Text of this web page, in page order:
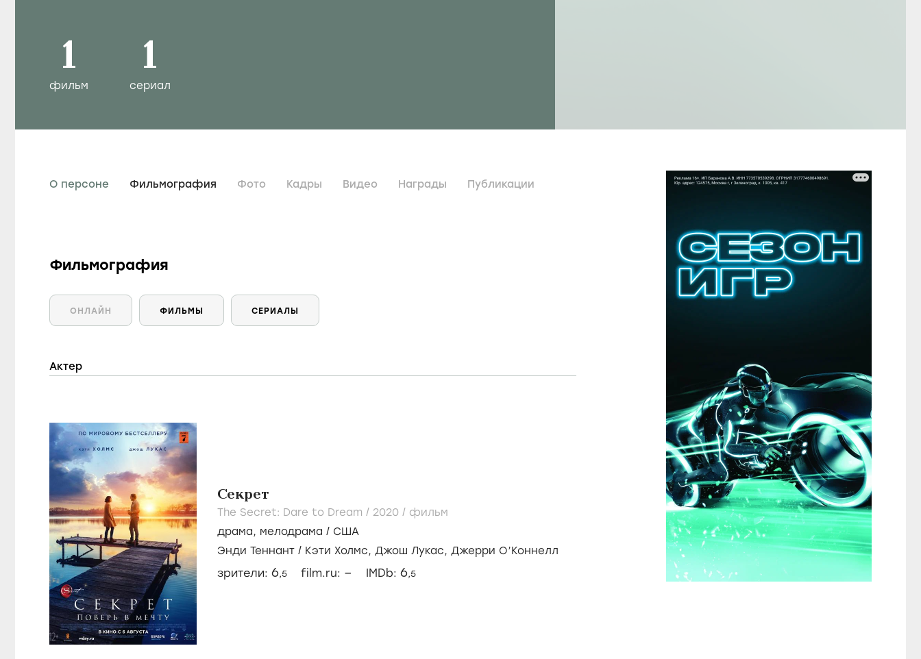
1
фильм
1
сериал
О персоне Фильмография Фото Кадры Видео Награды Публикации
Фильмография
ОНЛАЙН ФИЛЬМЫ СЕРИАЛЫ
Актер
Секрет
The Secret: Dare to Dream / 2020 / фильм
драма, мелодрама / США
Энди Теннант / Кэти Холмс, Джош Лукас, Джерри О’Коннелл
зрители: 6,5 film.ru: – IMDb: 6,5